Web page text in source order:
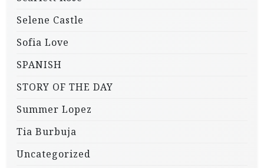
Selene Castle
Sofia Love
SPANISH
STORY OF THE DAY
Summer Lopez
Tia Burbuja
Uncategorized